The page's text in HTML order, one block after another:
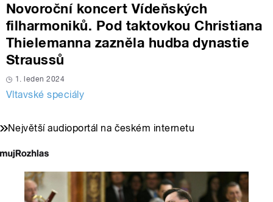
Novoroční koncert Vídeňských
filharmoniků. Pod taktovkou Christiana
Thielemanna zazněla hudba dynastie
Straussů
1. leden 2024
Vltavské speciály
Největší audioportál na českém internetu